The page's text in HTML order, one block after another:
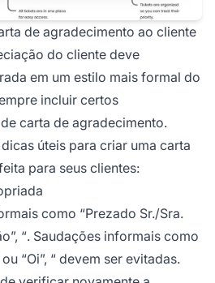
de agradecimento ao cliente
do cliente deve
em um estilo mais formal do
incluir certos
carta de agradecimento.
úteis para criar uma carta
para seus clientes:
como “Prezado Sr./Sra.
“. Saudações informais como
ou “Oi”, “ devem ser evitadas.